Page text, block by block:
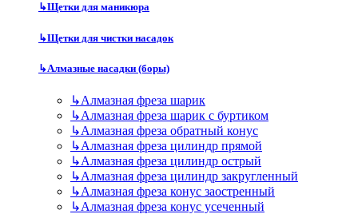
↳Щетки для маникюра
↳Щетки для чистки насадок
↳Алмазные насадки (боры)
↳Алмазная фреза шарик
↳Алмазная фреза шарик с буртиком
↳Алмазная фреза обратный конус
↳Алмазная фреза цилиндр прямой
↳Алмазная фреза цилиндр острый
↳Алмазная фреза цилиндр закругленный
↳Алмазная фреза конус заостренный
↳Алмазная фреза конус усеченный